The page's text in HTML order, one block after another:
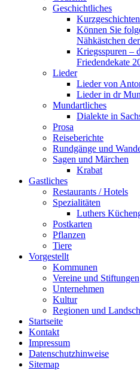
Geschichtliches
Können Sie
Nähkästchen
Kriegsspuren –
Friedendekate
Lieder
Lieder von
Lieder in dr
Mundartliches
Dialekte in
Prosa
Reiseberichte
Rundgänge und
Sagen und Märchen
Krabat
Gastliches
Restaurants / Hotels
Spezialitäten
Luthers
Postkarten
Pflanzen
Tiere
Vorgestellt
Kommunen
Vereine und Stiftungen
Unternehmen
Kultur
Regionen und
Startseite
Kontakt
Impressum
Datenschutzhinweise
Sitemap